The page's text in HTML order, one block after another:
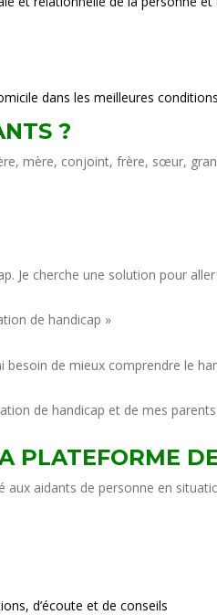
dans les meilleures
?
mère, conjoint, frère, sœur,
Je cherche une solution pour
de handicap »
besoin de mieux comprendre le
de handicap et de mes
PLATEFORME
aidants de personne en
d’écoute et de conseils